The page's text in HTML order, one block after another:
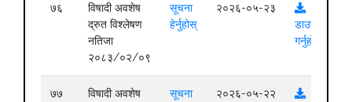
७६
विषादी अवशेष
द्रुत विश्लेषण
नतिजा
२०८३/०२/०९
सूचना
हेर्नुहोस्
२०२६-०५-२३
डाउनलोड
गर्नुहोस्
७७
विषादी अवशेष
सूचना
२०२६-०५-२२